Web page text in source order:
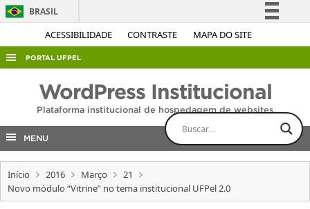
ACESSIBILIDADE CONTRASTE MAPA DO SITE
BRASIL
Simplifique!
Acesso à informação
Legislação
PORTAL UFPEL
AUDITORIA
COBALTO
CONCURSOS
EDITAIS
WordPress Institucional
Plataforma institucional de hospedagem de websites
MENU
Início 2016 Março
21
Novo módulo “Vitrine” no tema institucional UFPel 2.0